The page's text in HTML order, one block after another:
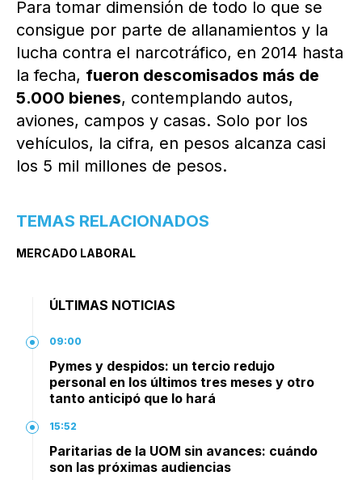
Para tomar dimensión de todo lo que se
consigue por parte de allanamientos y la
lucha contra el narcotráfico, en 2014 hasta
la fecha, fueron descomisados más de
5.000 bienes, contemplando autos,
aviones, campos y casas. Solo por los
vehículos, la cifra, en pesos alcanza casi
los 5 mil millones de pesos.
TEMAS RELACIONADOS
MERCADO LABORAL
ÚLTIMAS NOTICIAS
09:00
Pymes y despidos: un tercio redujo
personal en los últimos tres meses y otro
tanto anticipó que lo hará
15:52
Paritarias de la UOM sin avances: cuándo
son las próximas audiencias